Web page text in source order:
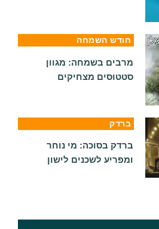
חודש השמחה
מרבים בשמחה: מגוון
סטטוסים מצחיקים
ברדק
ברדק בסוכה: מי נוחר
ומפריע לשכנים לישון